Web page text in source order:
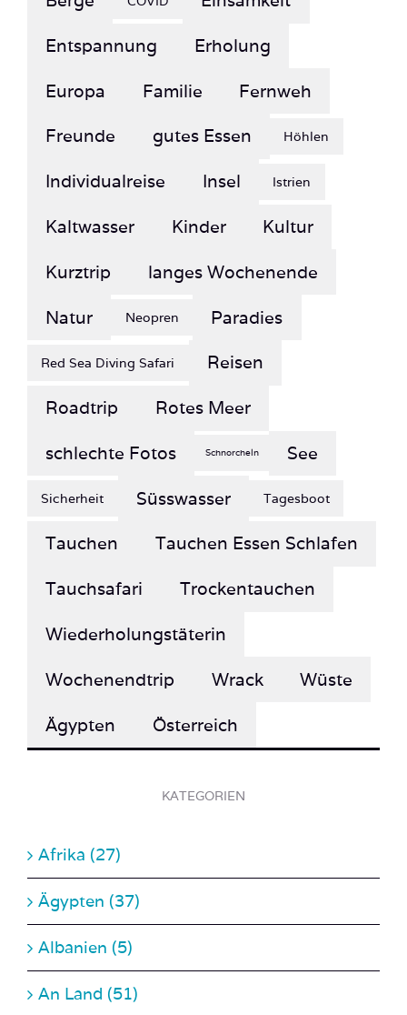
Entspannung Erholung
Europa Familie Fernweh
Freunde gutes Essen Höhlen
Individualreise Insel Istrien
Kaltwasser Kinder Kultur
Kurztrip langes Wochenende
Natur Neopren Paradies
Red Sea Diving Safari Reisen
Roadtrip Rotes Meer
schlechte Fotos Schnorcheln
Sicherheit Süsswasser Tagesboot
Tauchen Tauchen Essen Schlafen
Tauchsafari Trockentauchen
Wiederholungstäterin
Wochenendtrip Wrack
Ägypten Österreich
Ägypten (37)
Albanien (5)
An Land (51)
Costa Rica (2)